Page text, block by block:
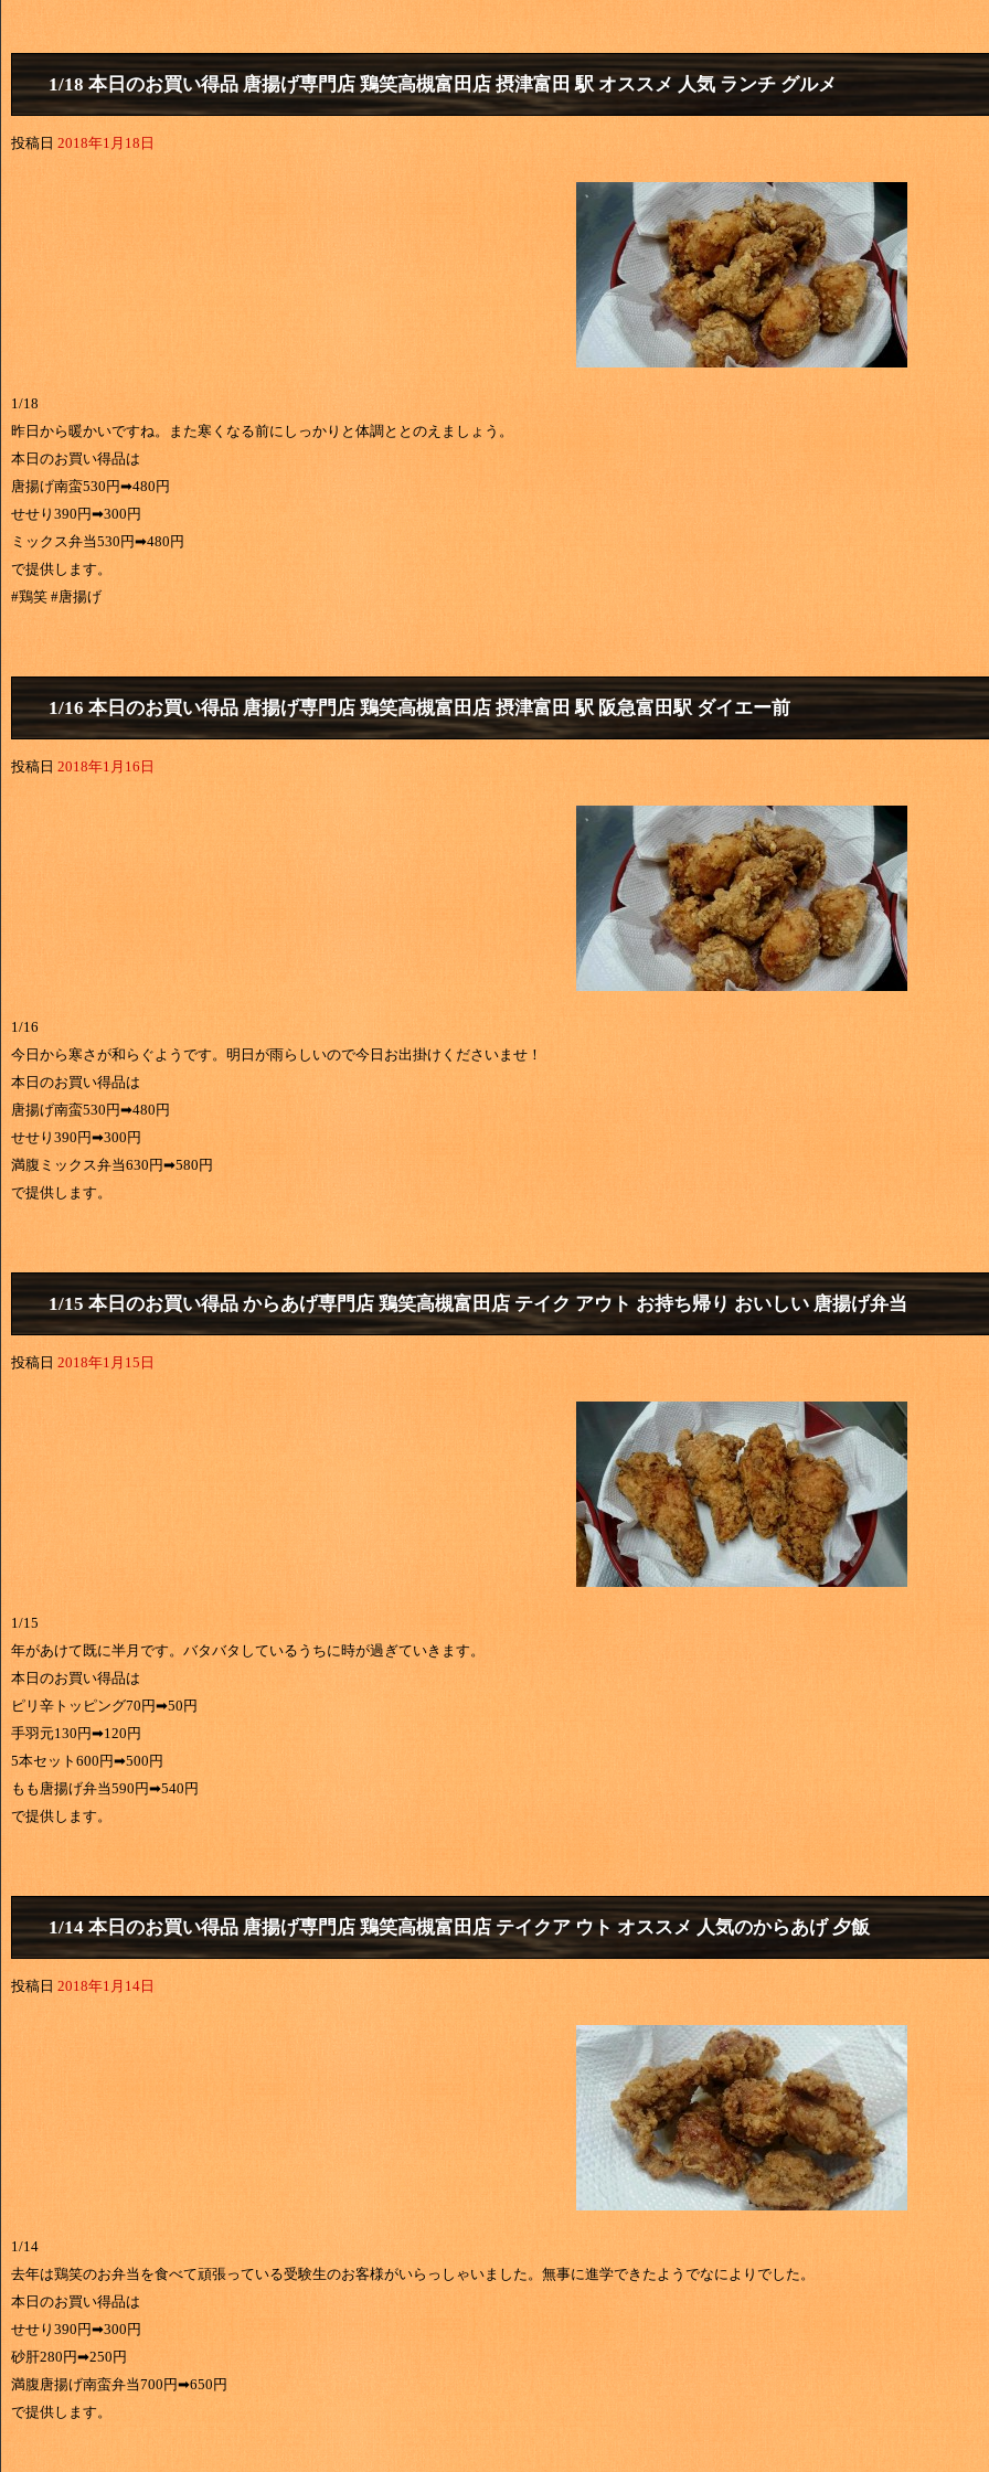
1/18 本日のお買い得品 唐揚げ専門店 鶏笑高槻富田店 摂津富田 駅 オススメ 人気 ランチ グルメ
投稿日 2018年1月18日
1/18
昨日から暖かいですね。また寒くなる前にしっかりと体調ととのえましょう。
本日のお買い得品は
唐揚げ南蛮530円➡480円
せせり390円➡300円
ミックス弁当530円➡480円
で提供します。
#鶏笑 #唐揚げ
1/16 本日のお買い得品 唐揚げ専門店 鶏笑高槻富田店 摂津富田 駅 阪急富田駅 ダイエー前
投稿日 2018年1月16日
1/16
今日から寒さが和らぐようです。明日が雨らしいので今日お出掛けくださいませ！
本日のお買い得品は
唐揚げ南蛮530円➡480円
せせり390円➡300円
満腹ミックス弁当630円➡580円
で提供します。
1/15 本日のお買い得品 からあげ専門店 鶏笑高槻富田店 テイク アウト お持ち帰り おいしい 唐揚げ弁当
投稿日 2018年1月15日
1/15
年があけて既に半月です。バタバタしているうちに時が過ぎていきます。
本日のお買い得品は
ピリ辛トッピング70円➡50円
手羽元130円➡120円
5本セット600円➡500円
もも唐揚げ弁当590円➡540円
で提供します。
1/14 本日のお買い得品 唐揚げ専門店 鶏笑高槻富田店 テイクア ウト オススメ 人気のからあげ 夕飯
投稿日 2018年1月14日
1/14
去年は鶏笑のお弁当を食べて頑張っている受験生のお客様がいらっしゃいました。無事に進学できたようでなによりでした。
本日のお買い得品は
せせり390円➡300円
砂肝280円➡250円
満腹唐揚げ南蛮弁当700円➡650円
で提供します。